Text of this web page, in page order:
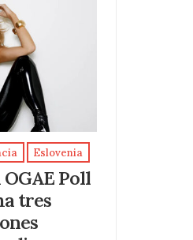
Eslovenia
Poll
tres